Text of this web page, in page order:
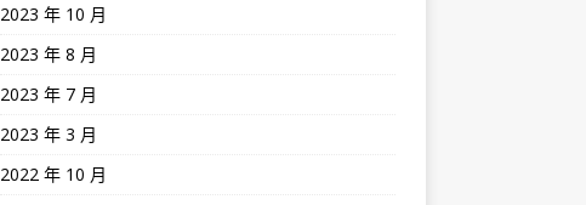
2023 年 10 月
2023 年 8 月
2023 年 7 月
2023 年 3 月
2022 年 10 月